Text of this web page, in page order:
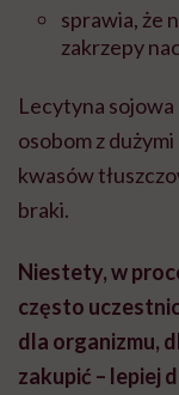
sprawia, że
zakrzepy
Lecytyna
osobom z
kwasów
braki.
Niestety, w
często
dla organizmu,
zakupić – lepiej